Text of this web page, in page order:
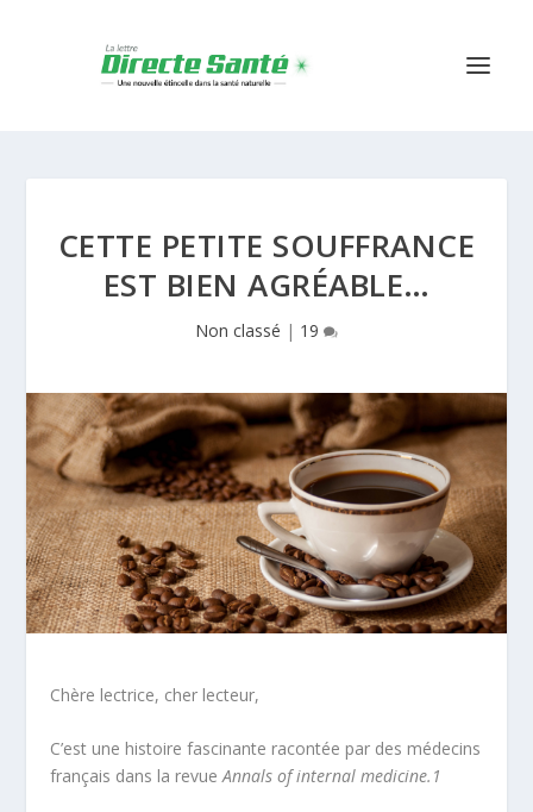
CETTE PETITE SOUFFRANCE
EST BIEN AGRÉABLE…
Non classé | 19
Chère lectrice, cher lecteur,
C’est une histoire fascinante racontée par des médecins
français dans la revueAnnals of internal medicine. 1